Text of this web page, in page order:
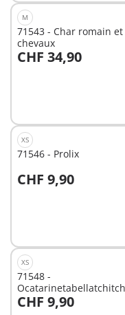
M
71543 - Char romain et
chevaux
CHF 34,90
Au panier
XS
71546 - Prolix
CHF 9,90
Au panier
XS
71548 -
CHF 9,90
Au panier